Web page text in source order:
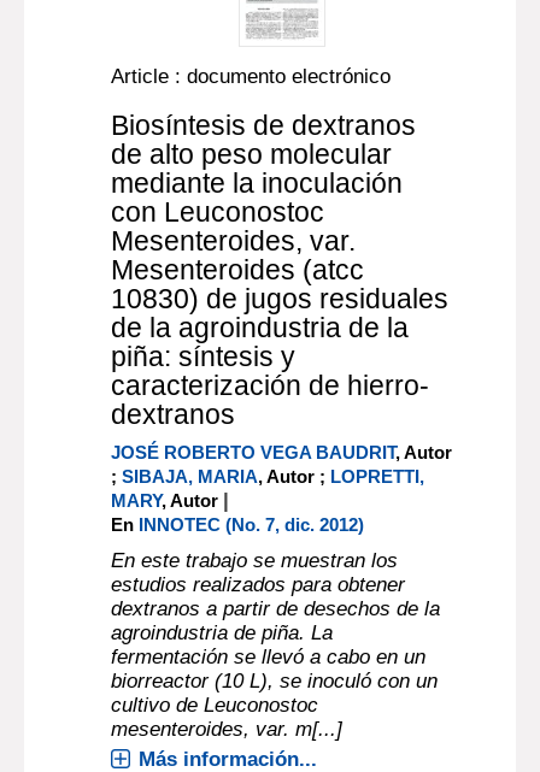
Article : documento electrónico
Biosíntesis de dextranos
de alto peso molecular
mediante la inoculación
con Leuconostoc
Mesenteroides, var.
Mesenteroides (atcc
10830) de jugos residuales
de la agroindustria de la
piña: síntesis y
caracterización de hierro-
dextranos
JOSÉ ROBERTO VEGA BAUDRIT, Autor
;SIBAJA, MARIA, Autor ; LOPRETTI,
MARY, Autor |
En INNOTEC (No. 7, dic. 2012)
En este trabajo se muestran los
estudios realizados para obtener
dextranos a partir de desechos de la
agroindustria de piña. La
fermentación se llevó a cabo en un
biorreactor (10 L), se inoculó con un
cultivo de Leuconostoc
mesenteroides, var. m[...]
Más información...